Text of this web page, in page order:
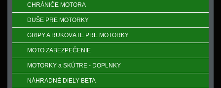
CHRÁNIČE MOTORA
DUŠE PRE MOTORKY
GRIPY A RUKOVӒTE PRE MOTORKY
MOTO ZABEZPEČENIE
MOTORKY a SKÚTRE - DOPLNKY
NÁHRADNÉ DIELY BETA